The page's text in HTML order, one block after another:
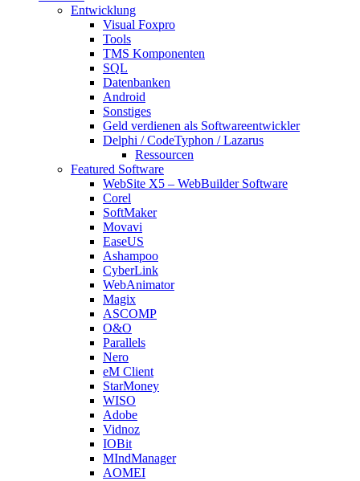
Entwicklung
Visual Foxpro
Tools
TMS Komponenten
SQL
Datenbanken
Android
Sonstiges
Geld verdienen als Softwareentwickler
Delphi / CodeTyphon / Lazarus
Ressourcen
Featured Software
WebSite X5 – WebBuilder Software
Corel
SoftMaker
Movavi
EaseUS
Ashampoo
CyberLink
WebAnimator
Magix
ASCOMP
O&O
Parallels
Nero
eM Client
StarMoney
WISO
Adobe
Vidnoz
IOBit
MIndManager
AOMEI